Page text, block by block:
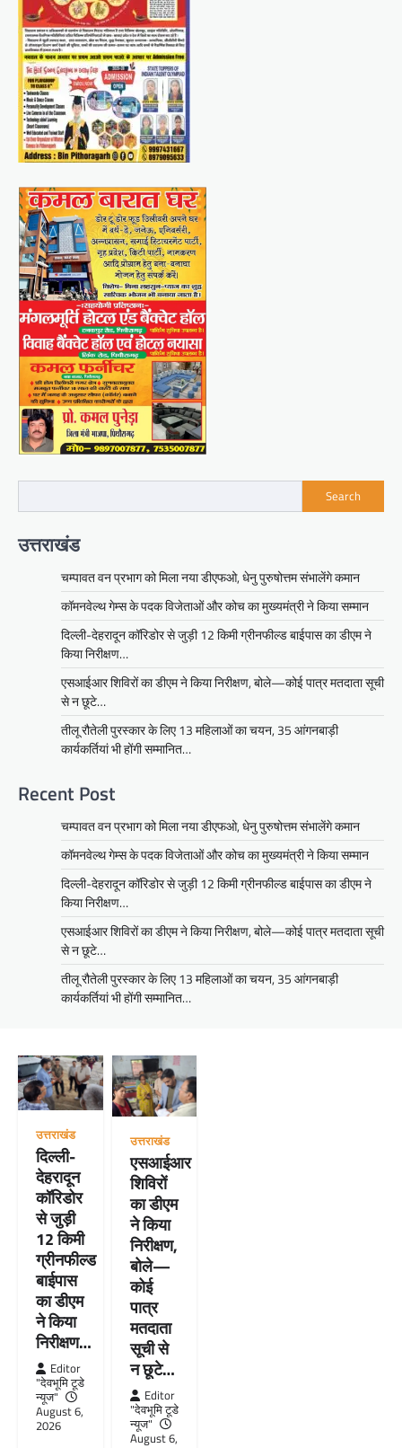
Search
उत्तराखंड
चम्पावत वन प्रभाग को मिला नया डीएफओ, धेनु पुरुषोत्तम संभालेंगे कमान
कॉमनवेल्थ गेम्स के पदक विजेताओं और कोच का मुख्यमंत्री ने किया सम्मान
दिल्ली-देहरादून कॉरिडोर से जुड़ी 12 किमी ग्रीनफील्ड बाईपास का डीएम ने
किया निरीक्षण…
एसआईआर शिविरों का डीएम ने किया निरीक्षण, बोले—कोई पात्र मतदाता सूची
से न छूटे…
तीलू रौतेली पुरस्कार के लिए 13 महिलाओं का चयन, 35 आंगनबाड़ी
कार्यकर्तियां भी होंगी सम्मानित…
Recent Post
चम्पावत वन प्रभाग को मिला नया डीएफओ, धेनु पुरुषोत्तम संभालेंगे कमान
कॉमनवेल्थ गेम्स के पदक विजेताओं और कोच का मुख्यमंत्री ने किया सम्मान
दिल्ली-देहरादून कॉरिडोर से जुड़ी 12 किमी ग्रीनफील्ड बाईपास का डीएम ने
किया निरीक्षण…
एसआईआर शिविरों का डीएम ने किया निरीक्षण, बोले—कोई पात्र मतदाता सूची
से न छूटे…
तीलू रौतेली पुरस्कार के लिए 13 महिलाओं का चयन, 35 आंगनबाड़ी
कार्यकर्तियां भी होंगी सम्मानित…
उत्तराखंड
दिल्ली-
देहरादून
कॉरिडोर
से जुड़ी
12 किमी
ग्रीनफील्ड
बाईपास
का डीएम
ने किया
निरीक्षण…
Editor
"देवभूमि टूडे
न्यूज"
August 6,
2026
उत्तराखंड
एसआईआर
शिविरों
का डीएम
ने किया
निरीक्षण,
बोले—
कोई
पात्र
मतदाता
सूची से
न छूटे…
Editor
"देवभूमि टूडे
न्यूज"
August 6,